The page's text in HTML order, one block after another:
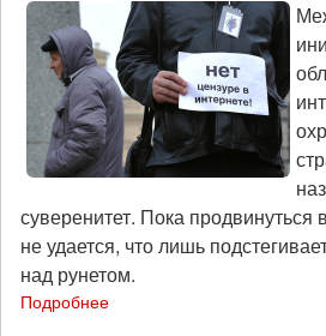
суверенитет. Пока продвинуться
не удается, что лишь
над рунетом.
Подробнее